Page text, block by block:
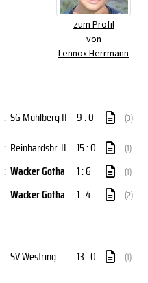
zum Profil
von
Lennox Herrmann
: SG Mühlberg II 9 : 0 (3)
: Reinhardsbr. II 15 : 0 (1)
: Wacker Gotha 1 : 6 (1)
: Wacker Gotha 1 : 4 (2)
: SV Westring 13 : 0 (1)